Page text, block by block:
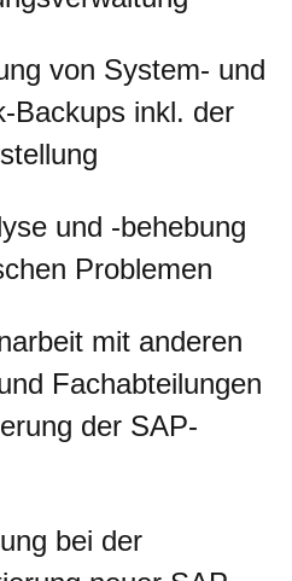
von System- und
Backups inkl. der
und -behebung
Problemen
mit anderen
Fachabteilungen
der SAP-
bei der